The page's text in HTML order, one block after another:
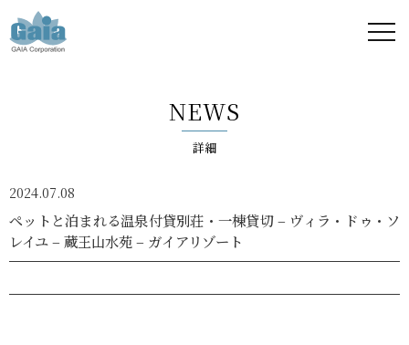
ア -
GAIA
Corporation
-
NEWS
詳細
2024.07.08
ペットと泊まれる温泉付貸別荘・一棟貸切 – ヴィラ・ドゥ・ソ
レイユ – 蔵王山水苑 – ガイアリゾート